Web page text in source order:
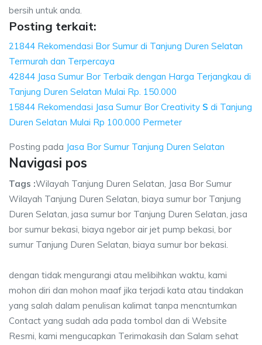
bersih untuk anda.
Posting terkait:
21844 Rekomendasi Bor Sumur di Tanjung Duren Selatan
Termurah dan Terpercaya
42844 Jasa Sumur Bor Terbaik dengan Harga Terjangkau di
Tanjung Duren Selatan Mulai Rp. 150.000
15844 Rekomendasi Jasa Sumur Bor Creativity S di Tanjung
Duren Selatan Mulai Rp 100.000 Permeter
Posting pada Jasa Bor Sumur Tanjung Duren Selatan
Navigasi pos
Tags :Wilayah Tanjung Duren Selatan, Jasa Bor Sumur
Wilayah Tanjung Duren Selatan, biaya sumur bor Tanjung
Duren Selatan, jasa sumur bor Tanjung Duren Selatan, jasa
bor sumur bekasi, biaya ngebor air jet pump bekasi, bor
sumur Tanjung Duren Selatan, biaya sumur bor bekasi.
dengan tidak mengurangi atau melibihkan waktu, kami
mohon diri dan mohon maaf jika terjadi kata atau tindakan
yang salah dalam penulisan kalimat tanpa mencntumkan
Contact yang sudah ada pada tombol dan di Website
Resmi, kami mengucapkan Terimakasih dan Salam sehat